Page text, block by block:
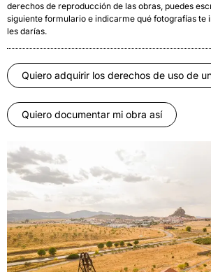
derechos de reproducción de las obras, puedes
siguiente formulario e indicarme qué fotografías te
les darías.
Quiero adquirir los derechos de uso de
Quiero documentar mi obra así